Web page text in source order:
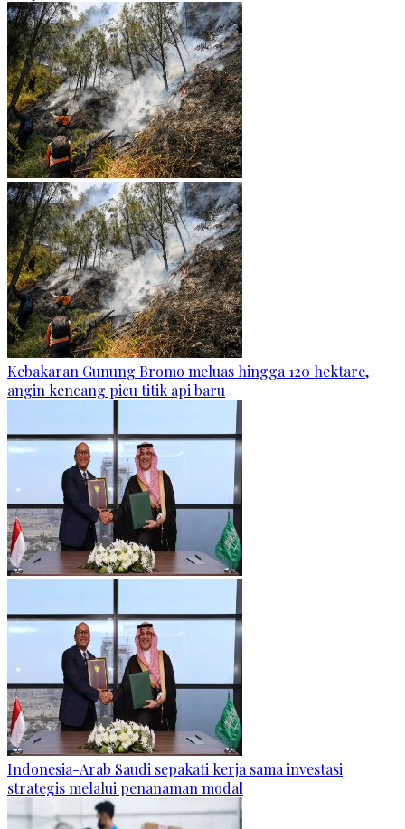
Kebakaran Gunung Bromo meluas hingga 120 hektare,
angin kencang picu titik api baru
Indonesia-Arab Saudi sepakati kerja sama investasi
strategis melalui penanaman modal